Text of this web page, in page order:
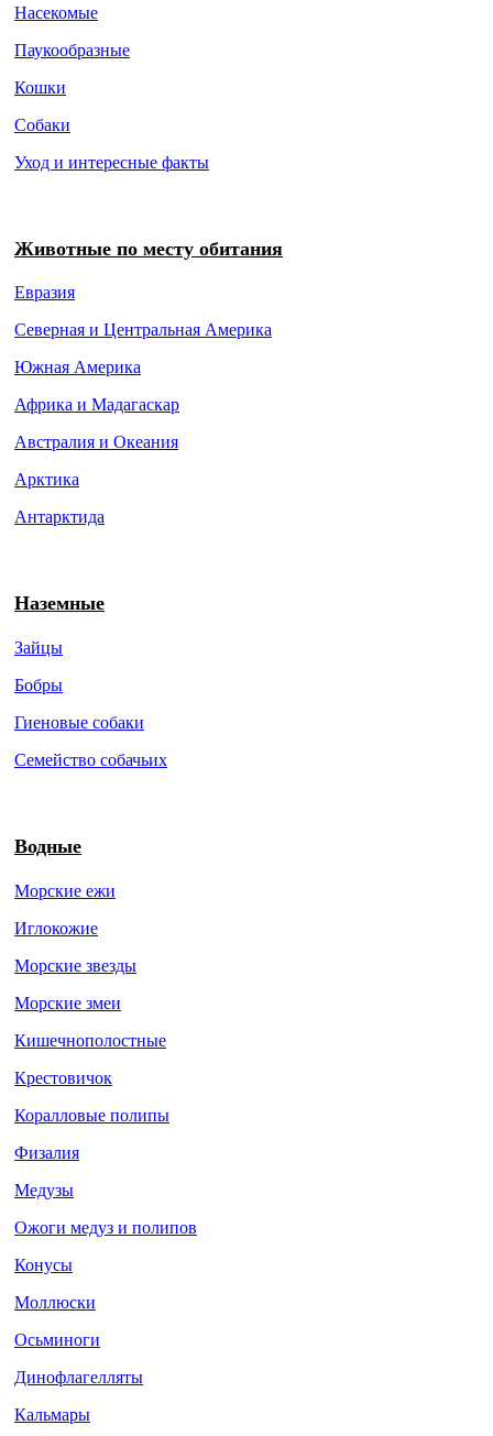
Насекомые
Паукообразные
Кошки
Собаки
Уход и интересные факты
Животные по месту обитания
Евразия
Северная и Центральная Америка
Южная Америка
Африка и Мадагаскар
Австралия и Океания
Арктика
Антарктида
Наземные
Зайцы
Бобры
Гиеновые собаки
Семейство собачьих
Водные
Морские ежи
Иглокожие
Морские звезды
Морские змеи
Кишечнополостные
Крестовичок
Коралловые полипы
Физалия
Медузы
Ожоги медуз и полипов
Конусы
Моллюски
Осьминоги
Динофлагелляты
Кальмары